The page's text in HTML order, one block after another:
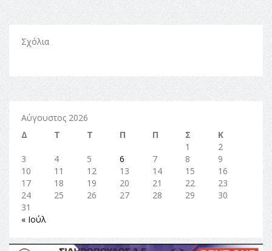
Σχόλια
Αύγουστος 2026
Δ
Τ Τ Π Π Σ
Κ
1
2
3
4 5 6 7 8
9
10
11 12 13 14 15
16
17
18 19 20 21 22
23
24
25 26 27 28 29
30
31
« Ιούλ